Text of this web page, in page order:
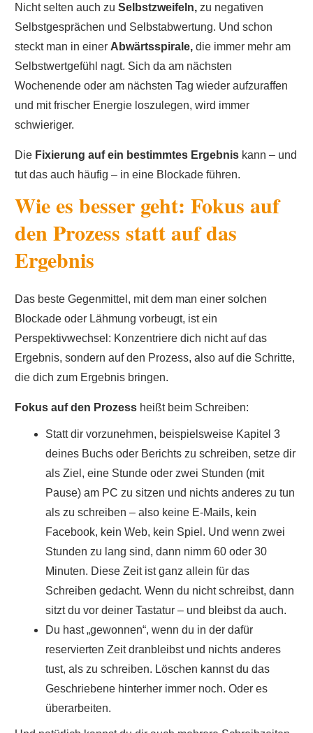
Nicht selten auch zu Selbstzweifeln, zu negativen
Selbstgesprächen und Selbstabwertung. Und schon
steckt man in einer Abwärtsspirale, die immer mehr am
Selbstwertgefühl nagt. Sich da am nächsten
Wochenende oder am nächsten Tag wieder aufzuraffen
und mit frischer Energie loszulegen, wird immer
schwieriger.
Die Fixierung auf ein bestimmtes Ergebnis kann – und
tut das auch häufig – in eine Blockade führen.
Wie es besser geht: Fokus auf
den Prozess statt auf das
Ergebnis
Das beste Gegenmittel, mit dem man einer solchen
Blockade oder Lähmung vorbeugt, ist ein
Perspektivwechsel: Konzentriere dich nicht auf das
Ergebnis, sondern auf den Prozess, also auf die Schritte,
die dich zum Ergebnis bringen.
Fokus auf den Prozess heißt beim Schreiben:
Statt dir vorzunehmen, beispielsweise Kapitel 3
deines Buchs oder Berichts zu schreiben, setze dir
als Ziel, eine Stunde oder zwei Stunden (mit
Pause) am PC zu sitzen und nichts anderes zu tun
als zu schreiben – also keine E-Mails, kein
Facebook, kein Web, kein Spiel. Und wenn zwei
Stunden zu lang sind, dann nimm 60 oder 30
Minuten. Diese Zeit ist ganz allein für das
Schreiben gedacht. Wenn du nicht schreibst, dann
sitzt du vor deiner Tastatur – und bleibst da auch.
Du hast „gewonnen“, wenn du in der dafür
reservierten Zeit dranbleibst und nichts anderes
tust, als zu schreiben. Löschen kannst du das
Geschriebene hinterher immer noch. Oder es
überarbeiten.